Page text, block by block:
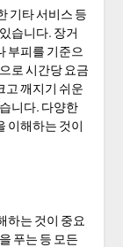
기타 서비스 등
습니다. 장거
부피를 기준으
로 시간당 요금
고 깨지기 쉬운
니다. 다양한
이해하는 것이
하는 것이 중요
푸는 등 모든